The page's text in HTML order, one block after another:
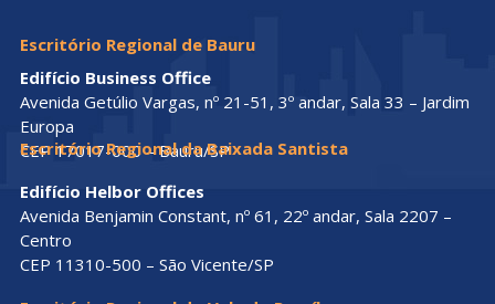
Escritório Regional de Bauru
Edifício Business Office
Avenida Getúlio Vargas, nº 21-51, 3º andar, Sala 33 – Jardim
Europa
CEP 17017-000 – Bauru/SP
Escritório Regional da Baixada Santista
Edifício Helbor Offices
Avenida Benjamin Constant, nº 61, 22º andar, Sala 2207 –
Centro
CEP 11310-500 – São Vicente/SP